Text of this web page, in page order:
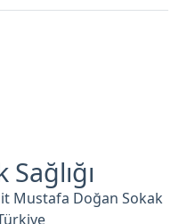
Mustafa Doğan Sokak